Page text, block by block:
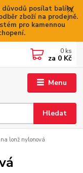
důvodů posílat balíky
zboží na prodejně.
pro kamennou
Menu
Hledat
0 ks
za 0 Kč
lonž nylonová